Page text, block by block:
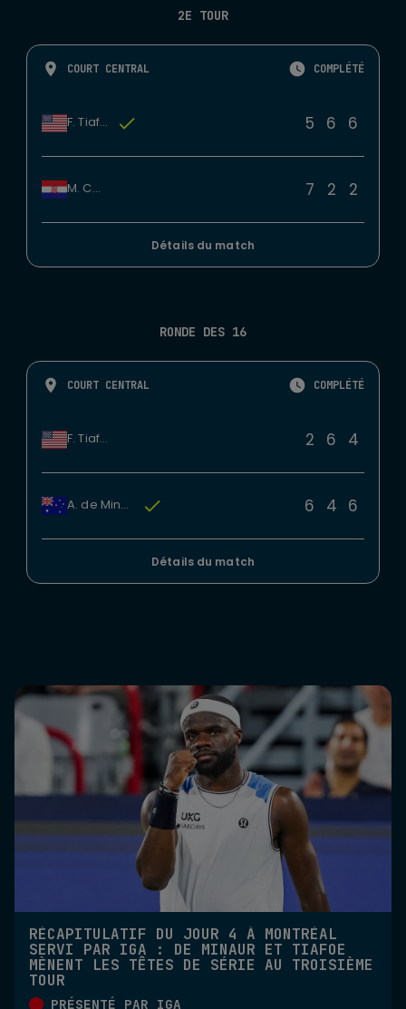
2E TOUR
COURT CENTRAL COMPLÉTÉ
F. Tiafoe 5 6 6
M. Cilic 7 2 2
Détails du match
RONDE DES 16
COURT CENTRAL COMPLÉTÉ
F. Tiafoe 2 6 4
A. de Minaur 6 4 6
Détails du match
RÉCAPITULATIF DU JOUR 4 À MONTRÉAL
SERVI PAR IGA : DE MINAUR ET TIAFOE
MÈNENT LES TÊTES DE SÉRIE AU TROISIÈME
TOUR
PRÉSENTÉ PAR IGA